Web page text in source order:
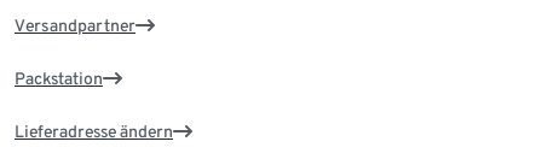
Versandpartner
Packstation
Lieferadresse ändern